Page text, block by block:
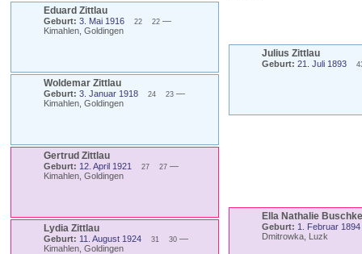
Eduard Zittlau
Geburt: 3. Mai 1916 22 22 —
Kimahlen, Goldingen
Woldemar Zittlau
Geburt: 3. Januar 1918 24 23 —
Kimahlen, Goldingen
Gertrud Zittlau
Geburt: 12. April 1921 27 27 —
Kimahlen, Goldingen
Lydia Zittlau
Geburt: 11. August 1924 31 30 —
Kimahlen, Goldingen
Julius Zittlau
Geburt: 21. Juli 1893
Ella Nathalie Buschke
Geburt: 1. Februar 1894
Dmitrowka, Luzk